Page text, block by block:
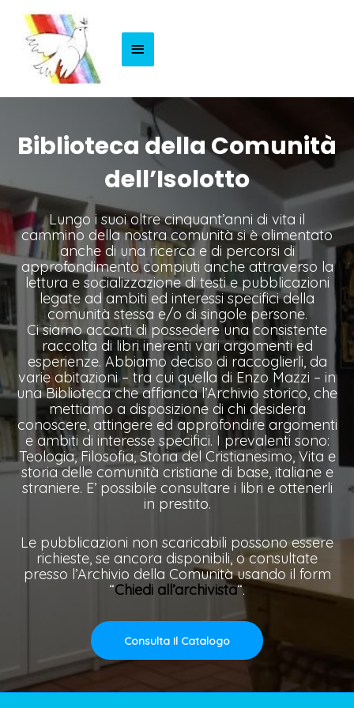
Menu
Biblioteca della Comunità
dell’Isolotto
Lungo i suoi oltre cinquant’anni di vita il
cammino della nostra comunità si è alimentato
anche di una ricerca e di percorsi di
approfondimento compiuti anche attraverso la
lettura e socializzazione di testi e pubblicazioni
legate ad ambiti ed interessi specifici della
comunità stessa e/o di singole persone.
Ci siamo accorti di possedere una consistente
raccolta di libri inerenti vari argomenti ed
esperienze. Abbiamo deciso di raccoglierli, da
varie abitazioni – tra cui quella di Enzo Mazzi – in
una Biblioteca che affianca l’Archivio storico, che
mettiamo a disposizione di chi desidera
conoscere, attingere ed approfondire argomenti
e ambiti di interesse specifici. I prevalenti sono:
Teologia, Filosofia, Storia del Cristianesimo, Vita e
storia delle comunità cristiane di base, italiane e
straniere. E’ possibile consultare i libri e ottenerli
in prestito.
Le pubblicazioni non scaricabili possono essere
richieste, se ancora disponibili, o consultate
presso l’Archivio della Comunità usando il form
“Chiedi all’archivista“.
Consulta Il Catalogo